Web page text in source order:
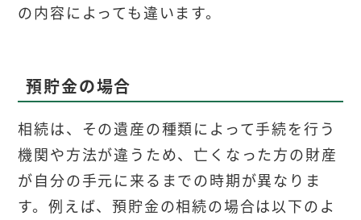
の内容によっても違います。
預貯金の場合
相続は、その遺産の種類によって手続を行う
機関や方法が違うため、亡くなった方の財産
が自分の手元に来るまでの時期が異なりま
す。例えば、預貯金の相続の場合は以下のよ